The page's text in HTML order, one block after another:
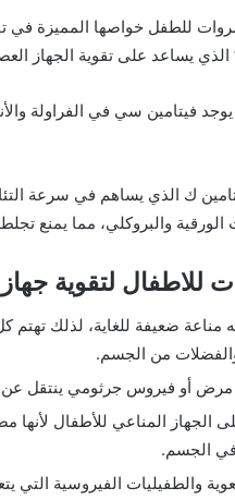
للطفل خواصها المميزة في
الذي يساعد على تقوية الجهاز
فيتامين سي في الفراولة
ك الذي يساهم في سرعة
والبروكلي، مما يمنع
للاطفال لتقوية
ضعيفة للغاية، لذلك تهتم
من الجسم.
مرض أو فيروس جرثومي ينتقل
الجهاز المناعي للأطفال لأنها
في الجسم.
والطفيليات الفيروسية التي